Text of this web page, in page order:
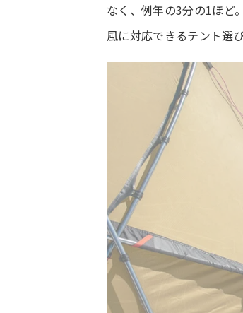
なく、例年の3分の1ほど
風に対応できるテント選